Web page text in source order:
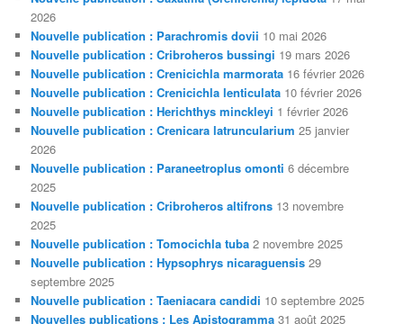
2026
Nouvelle publication : Parachromis dovii 10 mai 2026
Nouvelle publication : Cribroheros bussingi 19 mars 2026
Nouvelle publication : Crenicichla marmorata 16 février 2026
Nouvelle publication : Crenicichla lenticulata 10 février 2026
Nouvelle publication : Herichthys minckleyi 1 février 2026
Nouvelle publication : Crenicara latruncularium 25 janvier
2026
Nouvelle publication : Paraneetroplus omonti 6 décembre
2025
Nouvelle publication : Cribroheros altifrons 13 novembre
2025
Nouvelle publication : Tomocichla tuba 2 novembre 2025
Nouvelle publication : Hypsophrys nicaraguensis 29
septembre 2025
Nouvelle publication : Taeniacara candidi 10 septembre 2025
Nouvelles publications : Les Apistogramma 31 août 2025